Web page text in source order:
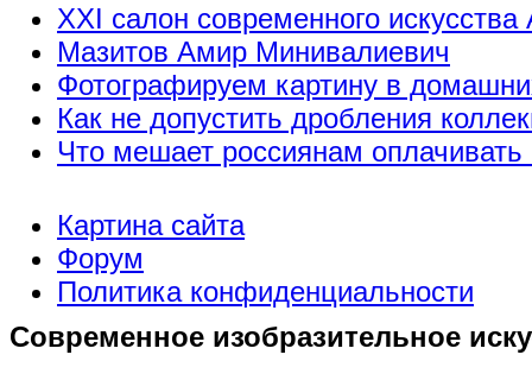
XXI салон современного искусства
Мазитов Амир Минивалиевич
Фотографируем картину в
Как не допустить дробления
Что мешает россиянам
Картина сайта
Форум
Политика конфиденциальности
Современное изобразительное